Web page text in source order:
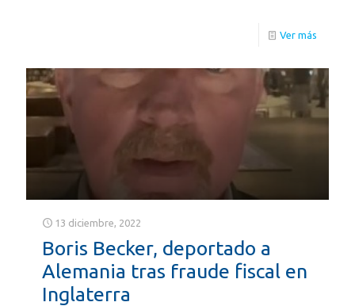
Ver más
13 diciembre, 2022
Boris Becker, deportado a
Alemania tras fraude fiscal en
Inglaterra